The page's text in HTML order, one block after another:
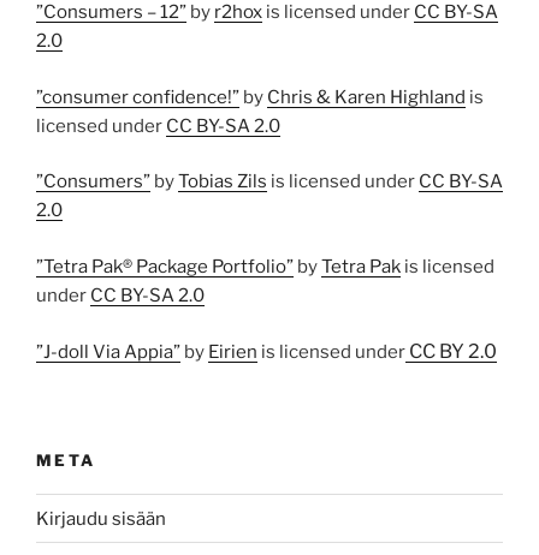
”Consumers – 12” by r2hox is licensed under CC BY-SA
2.0
”consumer confidence!” by Chris & Karen Highland is
licensed under CC BY-SA 2.0
”Consumers” byTobias Zils is licensed under CC BY-SA
2.0
”Tetra Pak® Package Portfolio” byTetra Pak is licensed
under CC BY-SA 2.0
”J-doll Via Appia” by Eirien is licensed under CC BY 2.0
META
Kirjaudu sisään